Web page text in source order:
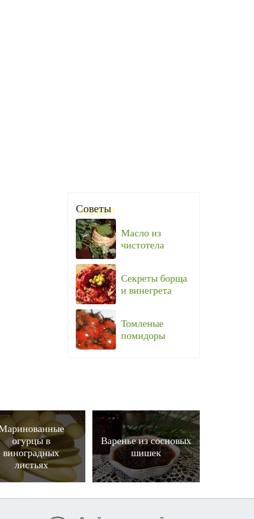
Советы
Масло из
чистотела
Секреты борща
и винегрета
Томленые
помидоры
огурцы в
виноградных
листьях
Варенье из сосновых
шишек